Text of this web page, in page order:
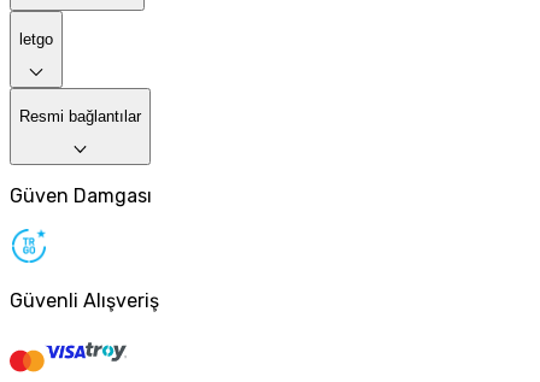
letgo
Resmi bağlantılar
Güven Damgası
Güvenli Alışveriş